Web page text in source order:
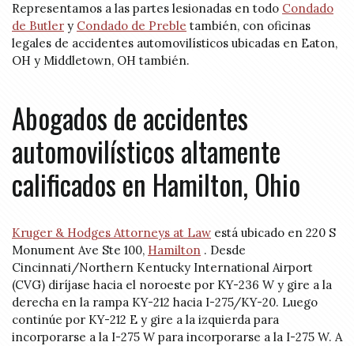
Representamos a las partes lesionadas en todo Condado
de Butler y Condado de Preble también, con oficinas
legales de accidentes automovilísticos ubicadas en Eaton,
OH y Middletown, OH también.
Abogados de accidentes
automovilísticos altamente
calificados en Hamilton, Ohio
Kruger & Hodges Attorneys at Law está ubicado en 220 S
Monument Ave Ste 100, Hamilton . Desde
Cincinnati/Northern Kentucky International Airport
(CVG) diríjase hacia el noroeste por KY-236 W y gire a la
derecha en la rampa KY-212 hacia I-275/KY-20. Luego
continúe por KY-212 E y gire a la izquierda para
incorporarse a la I-275 W para incorporarse a la I-275 W. A